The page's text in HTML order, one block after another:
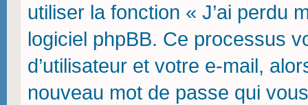
utiliser la fonction « J’ai perdu
logiciel phpBB. Ce processus
d’utilisateur et votre e-mail,
nouveau mot de passe qui